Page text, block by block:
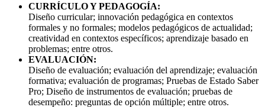
CURRÍCULO Y PEDAGOGÍA:
Diseño curricular; innovación pedagógica en contextos
formales y no formales; modelos pedagógicos de actualidad;
creatividad en contextos específicos; aprendizaje basado en
problemas; entre otros.
EVALUACIÓN:
Diseño de evaluación; evaluación del aprendizaje; evaluación
formativa; evaluación de programas; Pruebas de Estado Saber
Pro; Diseño de instrumentos de evaluación; pruebas de
desempeño: preguntas de opción múltiple; entre otros.